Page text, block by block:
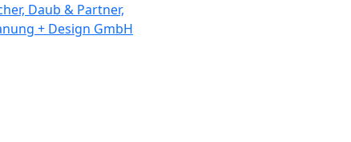
Daub & Partner,
+ Design GmbH